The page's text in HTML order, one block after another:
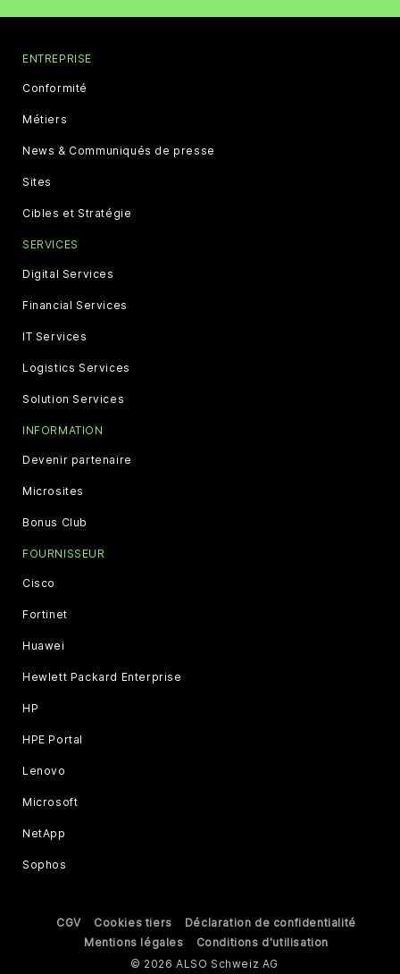
ENTREPRISE
Conformité
Métiers
News & Communiqués de presse
Sites
Cibles et Stratégie
SERVICES
Digital Services
Financial Services
IT Services
Logistics Services
Solution Services
INFORMATION
Devenir partenaire
Microsites
Bonus Club
FOURNISSEUR
Cisco
Fortinet
Huawei
Hewlett Packard Enterprise
HP
HPE Portal
Lenovo
Microsoft
NetApp
Sophos
CGV Cookies tiers
Déclaration de confidentialité
Mentions légales
Conditions d'utilisation
© 2026 ALSO Schweiz AG